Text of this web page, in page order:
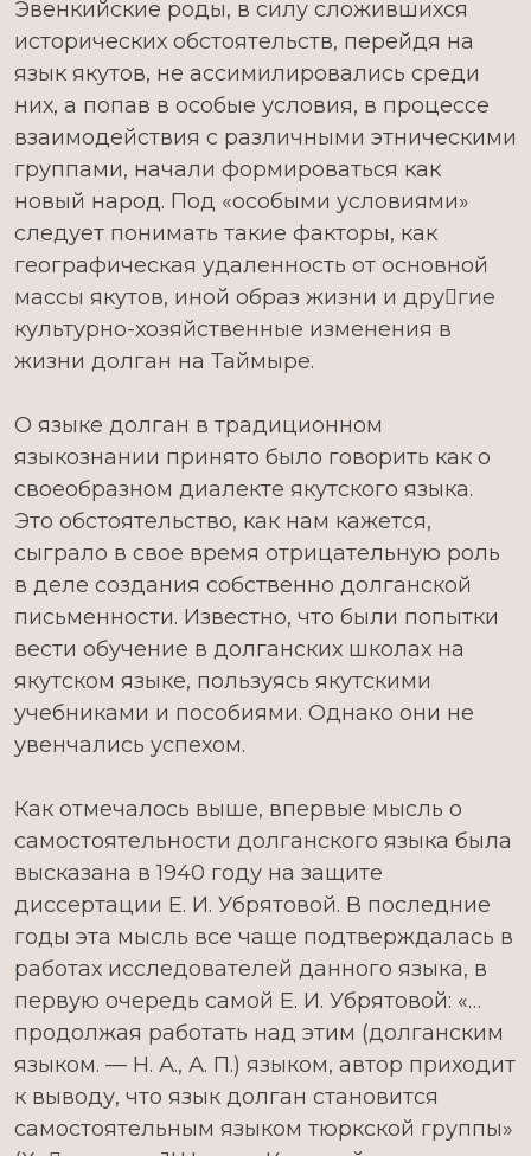
Эвенкийские роды, в силу сложившихся
исторических обстоятельств, перейдя на
язык якутов, не ассимилировались среди
них, а попав в особые условия, в процессе
взаимодействия с различными этническими
группами, начали формироваться как
новый народ. Под «особыми условиями»
следует понимать такие факторы, как
географическая удаленность от основной
массы якутов, иной образ жизни и другие
культурно-хозяйственные изменения в
жизни долган на Таймыре.
О языке долган в традиционном
языкознании принято было говорить как о
своеобразном диалекте якутского языка.
Это обстоятельство, как нам кажется,
сыграло в свое время отрицательную роль
в деле создания собственно долганской
письменности. Известно, что были попытки
вести обучение в долганских школах на
якутском языке, пользуясь якутскими
учебниками и пособиями. Однако они не
увенчались успехом.
Как отмечалось выше, впервые мысль о
самостоятельности долганского языка была
высказана в 1940 году на защите
диссертации Е. И. Убрятовой. В последние
годы эта мысль все чаще подтверждалась в
работах исследователей данного языка, в
первую очередь самой Е. И. Убрятовой: «…
продолжая работать над этим (долганским
языком. — Н. А., А. П.) языком, автор приходит
к выводу, что язык долган становится
самостоятельным языком тюркской группы»